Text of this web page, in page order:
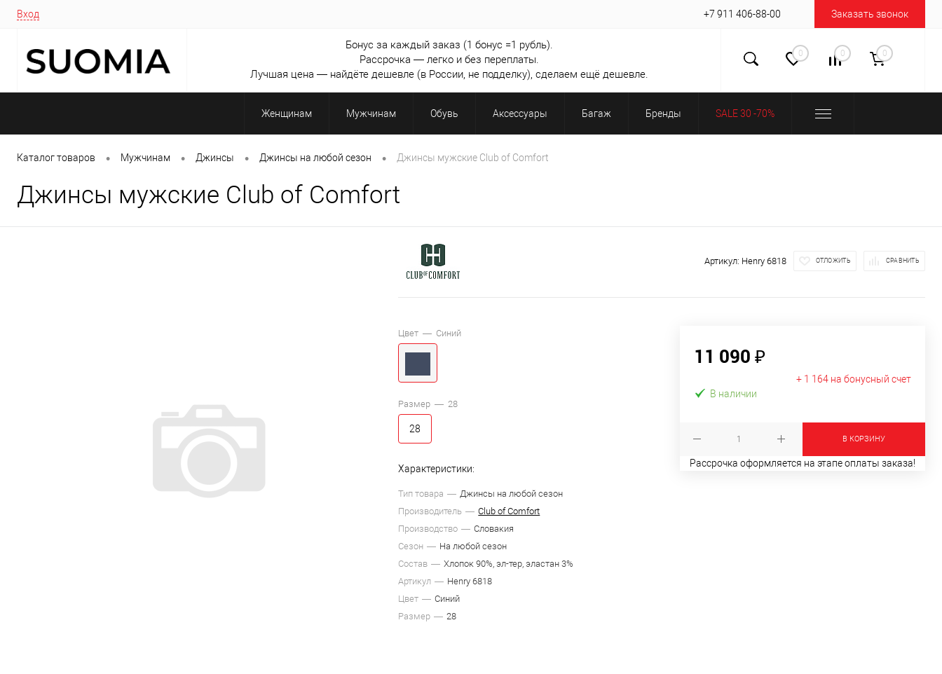
Вход +7 911 406-88-00 Заказать звонок
Бонус за каждый заказ (1 бонус =1 рубль).
Рассрочка — легко и без переплаты.
Лучшая цена — найдёте дешевле (в России, не подделку), сделаем ещё дешевле.
0 0 0
Женщинам Мужчинам Обувь Аксессуары Багаж Бренды SALE 30 -70%
Каталог товаров • Мужчинам • Джинсы • Джинсы на любой сезон • Джинсы мужские Club of Comfort
Джинсы мужские Club of Comfort
Артикул: Henry 6818 ОТЛОЖИТЬ СРАВНИТЬ
Цвет — Синий
Размер —28
28
Характеристики:
Тип товара
Джинсы на любой сезон
Производитель
Club of Comfort
Производство
Словакия
Сезон
На любой сезон
Состав
Хлопок 90%, эл-тер, эластан 3%
Артикул
Henry 6818
Цвет
Синий
Размер
28
11 090 ₽
+ 1 164 на бонусный счет
В наличии
В КОРЗИНУ
Рассрочка оформляется на этапе оплаты заказа!